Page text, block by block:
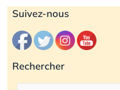
Suivez-nous
Rechercher
Archives